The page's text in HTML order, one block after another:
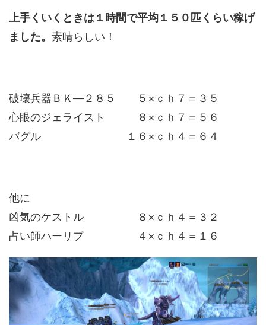
上手くいくときは１時間で平均１５０匹くらい稼げ
ました。 素晴らしい！
破壊兵器ＢＫ―２８５ ５×ｃｈ７＝３５
心眼のジェライスト ８×ｃｈ７＝５６
バグル １６×ｃｈ４＝６４
他に
凶気のケストル ８×ｃｈ４＝３２
占い師ハーリプ ４×ｃｈ４＝１６